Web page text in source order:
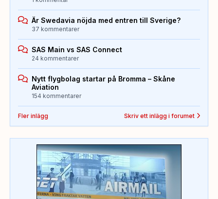
Är Swedavia nöjda med entren till Sverige?
37 kommentarer
SAS Main vs SAS Connect
24 kommentarer
Nytt flygbolag startar på Bromma – Skåne
Aviation
154 kommentarer
Fler inlägg Skriv ett inlägg i forumet